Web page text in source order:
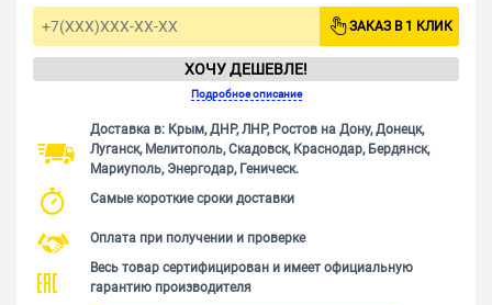
ЗАКАЗ В 1 КЛИК
ХОЧУ ДЕШЕВЛЕ!
Подробное описание
Доставка в: Крым, ДНР, ЛНР, Ростов на Дону, Донецк,
Луганск, Мелитополь, Скадовск, Краснодар, Бердянск,
Мариуполь, Энергодар, Геническ.
Самые короткие сроки доставки
Оплата при получении и проверке
Весь товар сертифицирован и имеет официальную
гарантию производителя